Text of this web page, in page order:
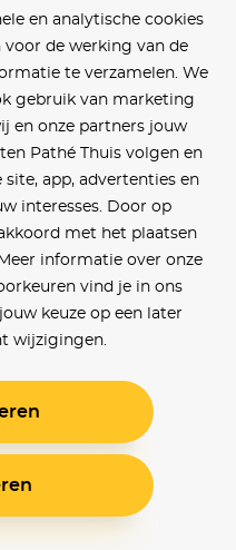
en analytische cookies
de werking van de
te verzamelen. We
gebruik van marketing
en onze partners jouw
Pathé Thuis volgen en
app, advertenties en
interesses. Door op
met het plaatsen
informatie over onze
vind je in ons
keuze op een later
wijzigingen.